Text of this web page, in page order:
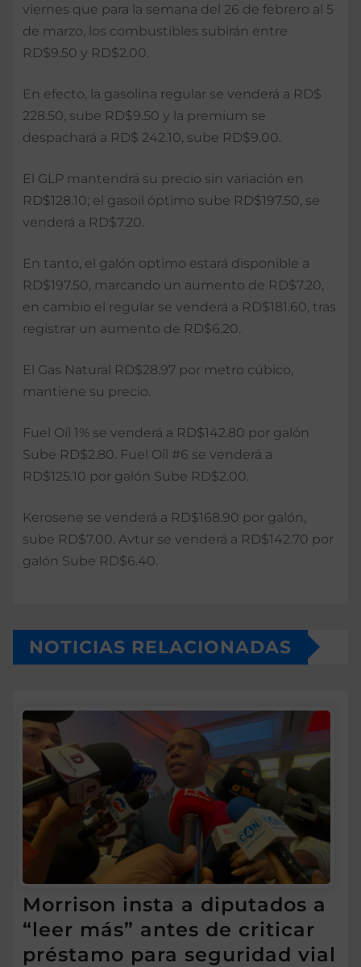
viernes que para la semana del 26 de febrero al 5
de marzo, los combustibles subirán entre
RD$9.50 y RD$2.00.
En efecto, la gasolina regular se venderá a RD$
228.50, sube RD$9.50 y la premium se
despachará a RD$ 242.10, sube RD$9.00.
El GLP mantendrá su precio sin variación en
RD$128.10; el gasoil óptimo sube RD$197.50, se
venderá a RD$7.20.
En tanto, el galón optimo estará disponible a
RD$197.50, marcando un aumento de RD$7.20,
en cambio el regular se venderá a RD$181.60, tras
registrar un aumento de RD$6.20.
El Gas Natural RD$28.97 por metro cúbico,
mantiene su precio.
Fuel Oíl 1% se venderá a RD$142.80 por galón
Sube RD$2.80. Fuel Oíl #6 se venderá a
RD$125.10 por galón Sube RD$2.00.
Kerosene se venderá a RD$168.90 por galón,
sube RD$7.00. Avtur se venderá a RD$142.70 por
galón Sube RD$6.40.
NOTICIAS RELACIONADAS
Morrison insta a diputados a
“leer más” antes de criticar
préstamo para seguridad vial